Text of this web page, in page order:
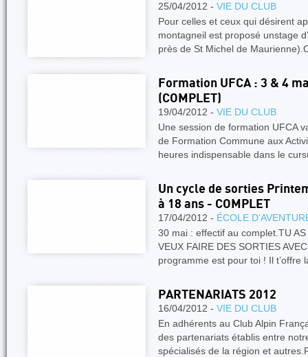
25/04/2012 - VIE DU CLUB
Pour celles et ceux qui désirent
montagneil est proposé unstage
près de St Michel de
Formation UFCA : 3 & 4
(COMPLET)
19/04/2012 - VIE DU CLUB
Une session de formation UFCA
de Formation Commune aux
heures indispensable dans le
Un cycle de sorties
à 18 ans - COMPLET
17/04/2012 - ÉCOLE
30 mai : effectif au complet.TU
VEUX FAIRE DES SORTIES
programme est pour toi ! Il t’offre
PARTENARIATS 2012
16/04/2012 - VIE DU CLUB
En adhérents au Club Alpin
des partenariats établis entre
spécialisés de la région et